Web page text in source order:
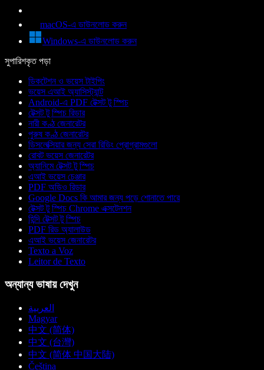
macOS-এ ডাউনলোড করুন
Windows-এ ডাউনলোড করুন
সুপারিশকৃত পড়া
ডিকটেশন ও ভয়েস টাইপিং
ভয়েস এআই অ্যাসিস্ট্যান্ট
Android-এ PDF টেক্সট টু স্পিচ
টেক্সট টু স্পিচ রিডার
নারী কণ্ঠ জেনারেটর
পুরুষ কণ্ঠ জেনারেটর
ডিসলেক্সিয়ার জন্য সেরা রিডিং প্রোগ্রামগুলো
রোবট ভয়েস জেনারেটর
অ্যানিমে টেক্সট টু স্পিচ
এআই ভয়েস চেঞ্জার
PDF অডিও রিডার
Google Docs কি আমার জন্য পড়ে শোনাতে পারে
টেক্সট টু স্পিচ Chrome এক্সটেনশন
হিন্দি টেক্সট টু স্পিচ
PDF রিড অ্যালাউড
এআই ভয়েস জেনারেটর
Texto a Voz
Leitor de Texto
অন্যান্য ভাষায় দেখুন
العربية
Magyar
中文 (简体)
中文 (台灣)
中文 (简体 中国大陆)
Čeština